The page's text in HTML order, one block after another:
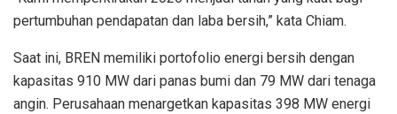
pertumbuhan pendapatan dan laba bersih,” kata Chiam.
Saat ini, BREN memiliki portofolio energi bersih dengan
kapasitas 910 MW dari panas bumi dan 79 MW dari tenaga
angin. Perusahaan menargetkan kapasitas 398 MW energi